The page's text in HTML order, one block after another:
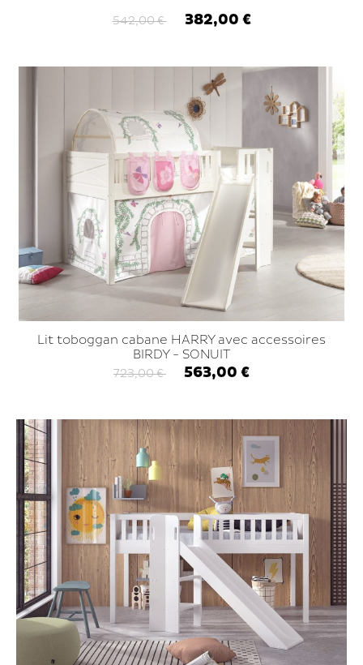
542,00 € 382,00 €
Lit toboggan cabane HARRY avec accessoires
BIRDY - SONUIT
723,00 € 563,00 €